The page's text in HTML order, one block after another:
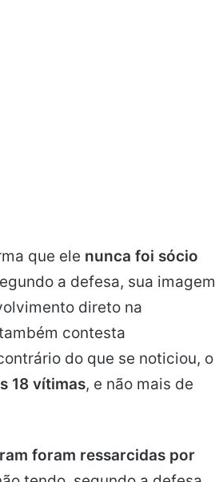
que ele nunca foi sócio
a defesa, sua imagem
direto na
contesta
do que se noticiou, o
18 vítimas, e não mais de
foram ressarcidas por